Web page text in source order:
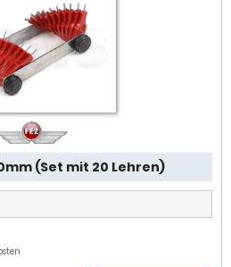
(Set mit 20 Lehren)